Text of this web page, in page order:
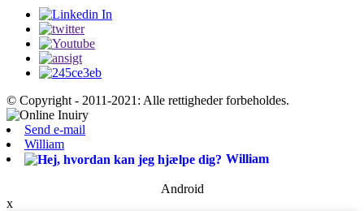
© Copyright - 2011-2021: Alle rettigheder forbeholdes.
Send e-mail
William
William
Android
x